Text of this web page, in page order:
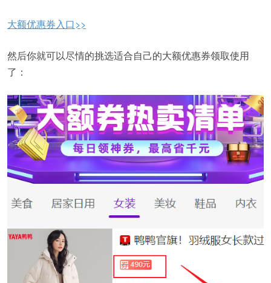
大额优惠券入口>>
然后你就可以尽情的挑选适合自己的大额优惠券领取使用
了：